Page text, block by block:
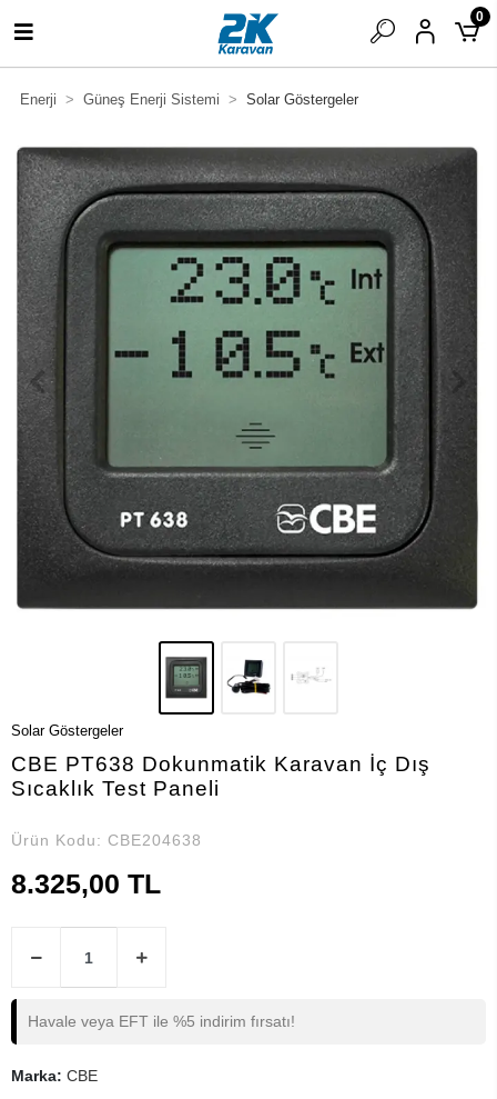
0
Enerji Güneş Enerji Sistemi Solar Göstergeler
Solar Göstergeler
CBE PT638 Dokunmatik Karavan İç Dış
Sıcaklık Test Paneli
Ürün Kodu: CBE204638
8.325,00 TL
Havale veya EFT ile %5 indirim fırsatı!
Marka: CBE